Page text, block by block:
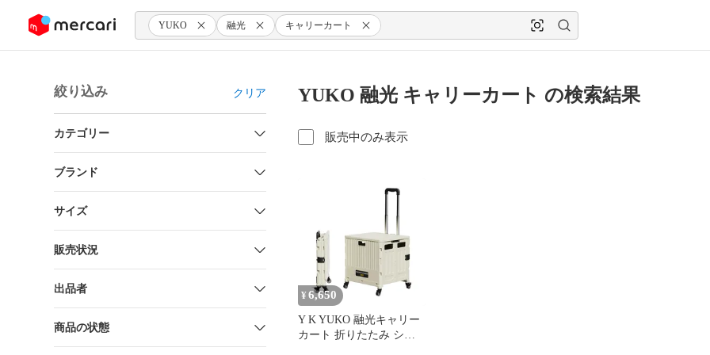
ツにスキップ YUKO 融光 キャリーカート
絞り込み クリア
カテゴリー
ブランド
サイズ
販売状況
出品者
商品の状態
YUKO 融光 キャリーカート の検索結果
販売中のみ表示
¥ 6,650
Y K YUKO 融光キャリー
カート 折りたたみ ショ